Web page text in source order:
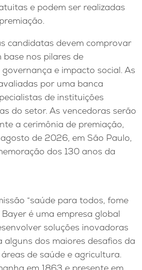
e podem ser realizadas
candidatas devem comprovar
nos pilares de
e impacto social. As
por uma banca
de instituições
do setor. As vencedoras serão
a cerimônia de premiação,
de 2026, em São Paulo,
dos 130 anos da
“saúde para todos, fome
é uma empresa global
soluções inovadoras
alguns dos maiores desafios da
de saúde e agricultura.